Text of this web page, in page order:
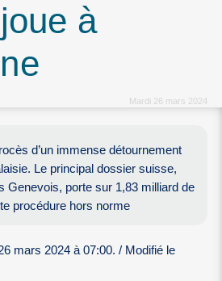
à
Mardi 26 mars 2024
d’un immense détournement
Le principal dossier suisse,
Genevois, porte sur 1,83 milliard de
procédure hors norme
mars 2024 à 07:00. / Modifié le